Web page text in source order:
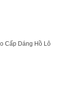
Cấp Dáng Hồ Lô